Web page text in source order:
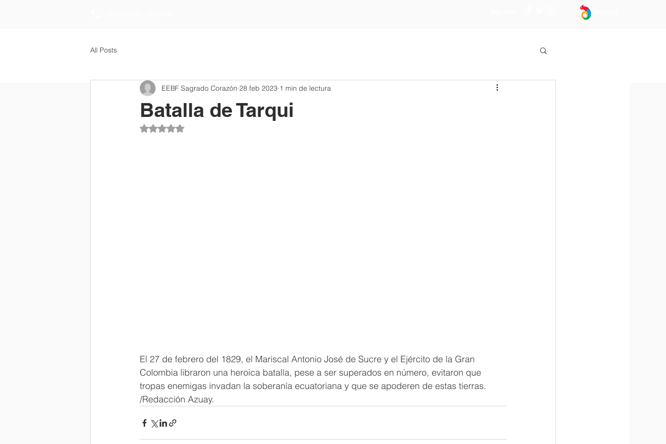
All Posts
Batalla de Tarqui
EEBF Sagrado Corazón 28 feb 2023 1 min de lectura
Obtuvo NaN de 5 estrellas.
El 27 de febrero del 1829, el Mariscal Antonio José de Sucre y el Ejército de la Gran
Colombia libraron una heroica batalla, pese a ser superados en número, evitaron que
tropas enemigas invadan la soberanía ecuatoriana y que se apoderen de estas tierras.
/Redacción Azuay.